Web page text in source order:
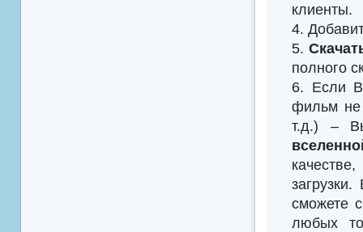
клиенты.
4.
5.
полного
6. Если
фильм не
т.д.) –
сможете
любых